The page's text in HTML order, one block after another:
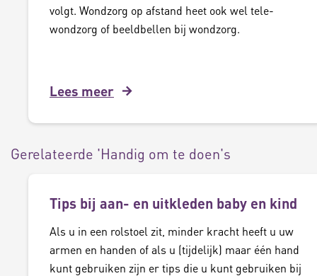
volgt. Wondzorg op afstand heet ook wel tele-
wondzorg of beeldbellen bij wondzorg.
Lees meer
Gerelateerde 'Handig om te doen's
Tips bij aan- en uitkleden baby en kind
Als u in een rolstoel zit, minder kracht heeft u uw
armen en handen of als u (tijdelijk) maar één hand
kunt gebruiken zijn er tips die u kunt gebruiken bij